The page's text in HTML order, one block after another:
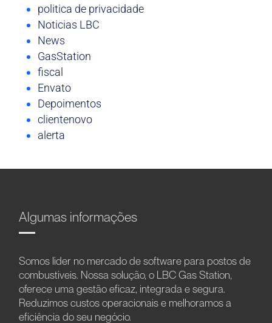
politica de privacidade
Noticias LBC
News
GasStation
fiscal
Envato
Depoimentos
clientenovo
alerta
Algumas informações
Somos líder no mercado de software para postos de
combustíveis. Nossa solução, o LBC Gas Station,
oferece uma gestão eficaz, integrada e segura.
Reduzimos custos operacionais e melhoramos a
eficiência do seu negócio.